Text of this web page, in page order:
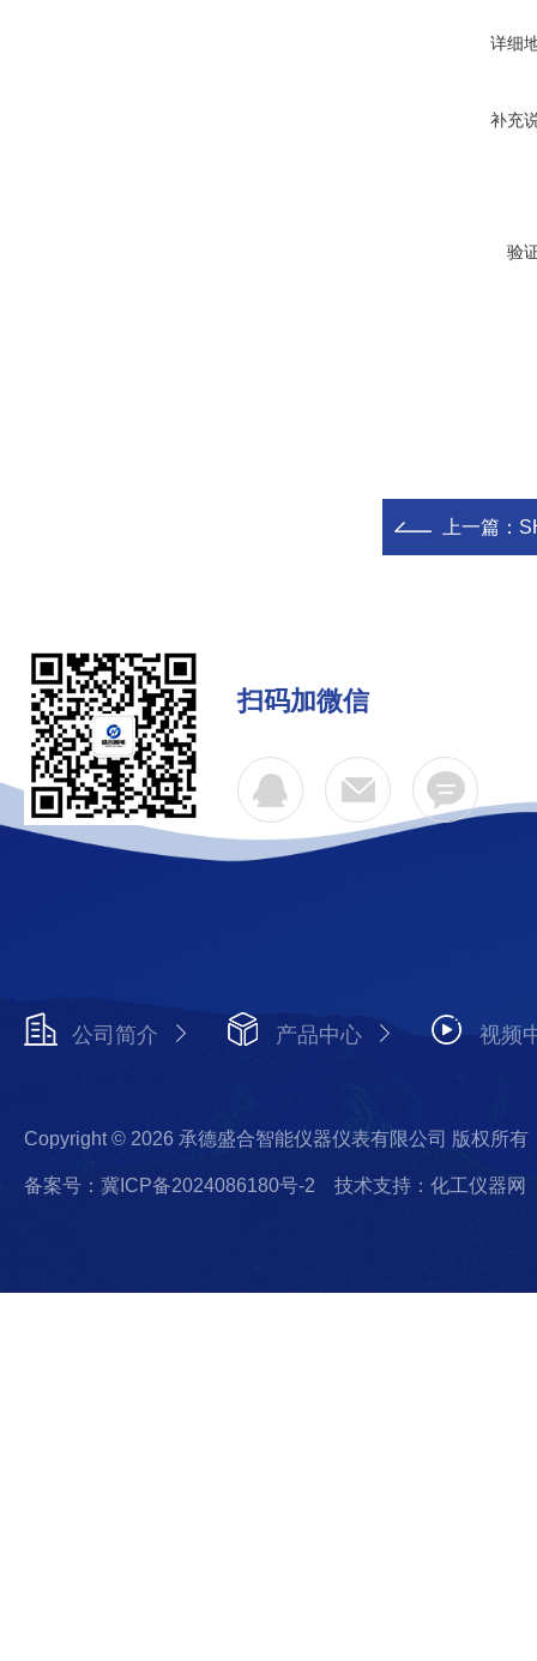
详细
补充
验
上一篇：
扫码加微信
公司简介 产品中心 视频
Copyright © 2026 承德盛合智能仪器仪表有限公司 版权所有
备案号：冀ICP备2024086180号-2 技术支持：化工仪器网